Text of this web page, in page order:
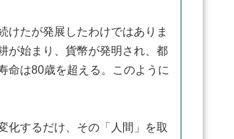
たが発展したわけではありま
が始まり、貨幣が発明され、都
命は80歳を超える。このように
化するだけ、その「人間」を取